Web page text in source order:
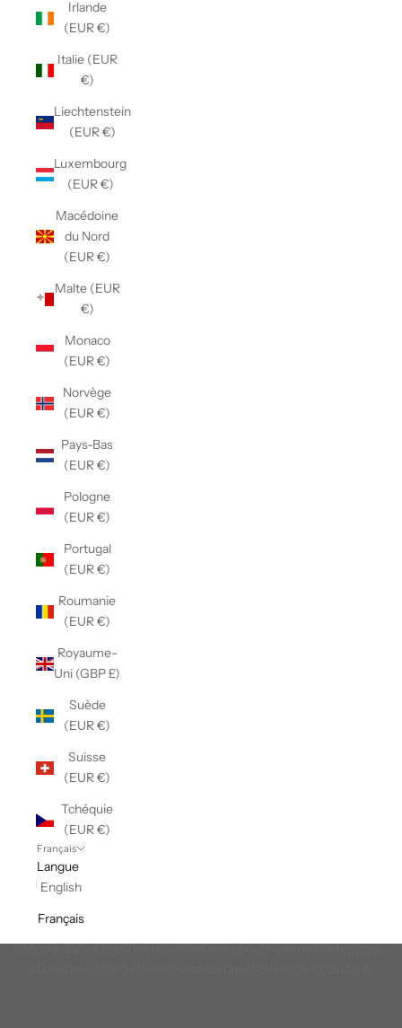
Irlande
(EUR €)
Italie (EUR
€)
Liechtenstein
(EUR €)
Luxembourg
(EUR €)
Macédoine
du Nord
(EUR €)
Malte (EUR
€)
Monaco
(EUR €)
Norvège
(EUR €)
Pays-Bas
(EUR €)
Pologne
(EUR €)
Portugal
(EUR €)
Roumanie
(EUR €)
Royaume-
Uni (GBP £)
Suède
(EUR €)
Suisse
(EUR €)
Tchéquie
(EUR €)
Français
Langue
English
FrançaisL'hiver le plus recommandé
Découvrez les couches de base d'hiver pour hommes et femmes